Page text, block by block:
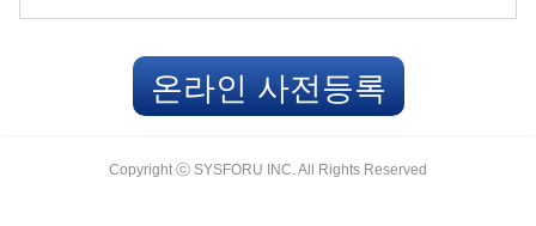
온라인 사전등록
Copyright ⓒ SYSFORU INC. All Rights Reserved